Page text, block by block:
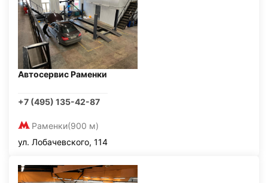
Автосервис Раменки
+7 (495) 135-42-87
Раменки(900 м)
ул. Лобачевского, 114